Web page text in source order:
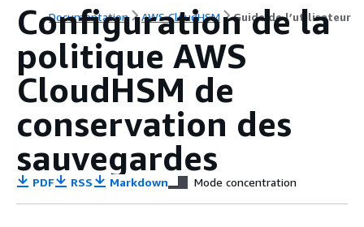
Documentation AWS CloudHSM Guide de l’utilisateur
Configuration de la
politique AWS
CloudHSM de
conservation des
sauvegardes
PDF RSS Markdown Mode concentration